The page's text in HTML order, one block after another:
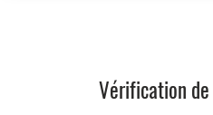
Vérification de